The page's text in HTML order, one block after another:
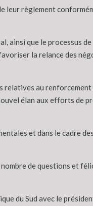
leur règlement
ainsi que le processus de
la relance des
relatives au renforcement
élan aux efforts de
et dans le cadre
nombre de questions et
du Sud avec le